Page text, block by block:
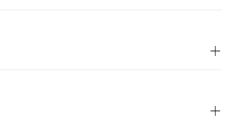
PROFESIONAL: No limpieza en seco.